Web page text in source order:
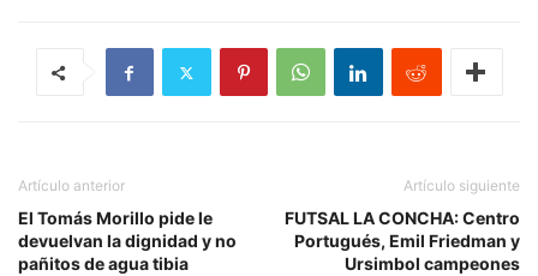
Artículo anterior
El Tomás Morillo pide le
devuelvan la dignidad y no
pañitos de agua tibia
Artículo siguiente
FUTSAL LA CONCHA: Centro
Portugués, Emil Friedman y
Ursimbol campeones